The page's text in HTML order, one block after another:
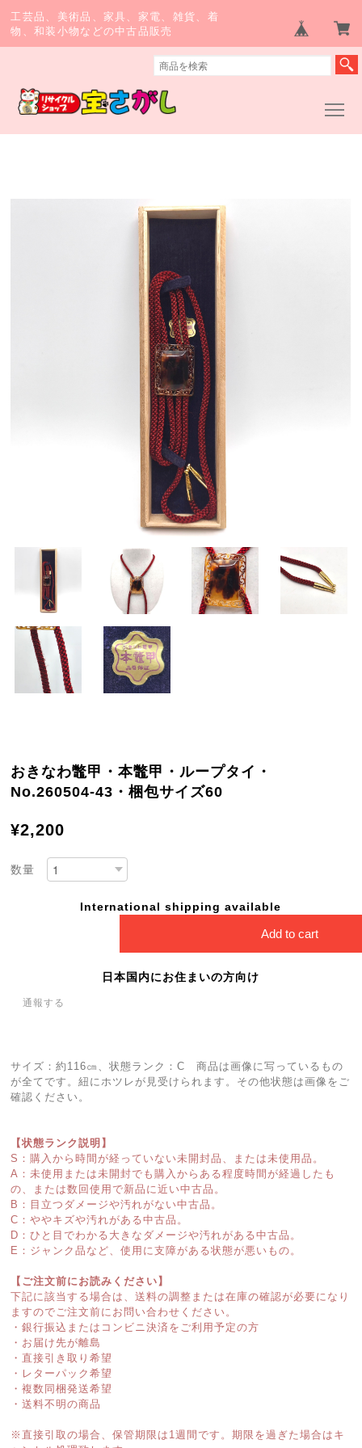
工芸品、美術品、家具、家電、雑貨、着
物、和装小物などの中古品販売
おきなわ鼈甲・本鼈甲・ループタイ・
No.260504-43・梱包サイズ60
¥2,200
数量
International shipping available
Add to cart
日本国内にお住まいの方向け
通報する
サイズ：約116㎝、状態ランク：C 商品は画像に写っているもの
が全てです。紐にホツレが見受けられます。その他状態は画像をご
確認ください。
【状態ランク説明】
S：購入から時間が経っていない未開封品、または未使用品。
A：未使用または未開封でも購入からある程度時間が経過したも
の、または数回使用で新品に近い中古品。
B：目立つダメージや汚れがない中古品。
C：ややキズや汚れがある中古品。
D：ひと目でわかる大きなダメージや汚れがある中古品。
E：ジャンク品など、使用に支障がある状態が悪いもの。
【ご注文前にお読みください】
下記に該当する場合は、送料の調整または在庫の確認が必要になり
ますのでご注文前にお問い合わせください。
・銀行振込またはコンビニ決済をご利用予定の方
・お届け先が離島
・直接引き取り希望
・レターパック希望
・複数同梱発送希望
・送料不明の商品
※直接引取の場合、保管期限は1週間です。期限を過ぎた場合はキ